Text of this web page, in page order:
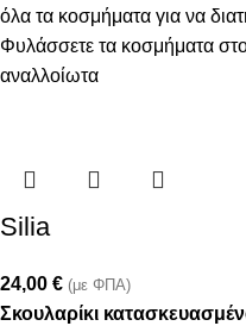
όλα τα κοσμήματα για να
Φυλάσσετε τα κοσμήματα
αναλλοίωτα
Silia
24,00 € (με ΦΠΑ)
Σκουλαρίκι